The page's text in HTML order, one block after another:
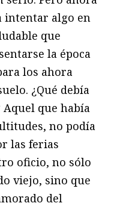
intentar algo en
que
la época
los ahora
¿Qué debía
Aquel que había
no podía
las ferias
oficio, no sólo
viejo, sino que
del